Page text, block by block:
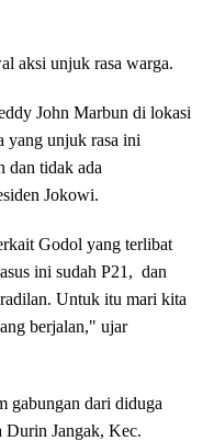
aksi unjuk rasa warga.
John Marbun di lokasi
yang unjuk rasa ini
dan tidak ada
Jokowi.
Godol yang terlibat
ini sudah P21, dan
Untuk itu mari kita
berjalan," ujar
gabungan dari diduga
Durin Jangak, Kec.